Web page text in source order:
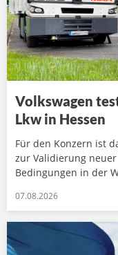
Volkswagen
Lkw in Hessen
Für den Konzern ist
zur Validierung
Bedingungen in der
07.08.2026